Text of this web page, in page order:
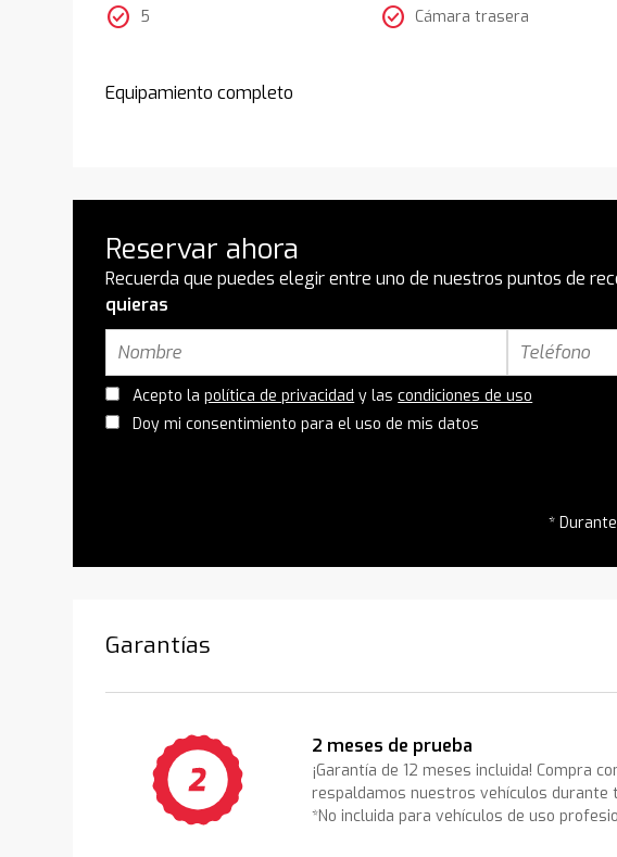
check_circle 5 check_circle Cámara trasera
Equipamiento completo
Reservar ahora
Recuerda que puedes elegir entre uno de nuestros puntos de
quieras
Acepto lapolítica de privacidad y lascondiciones de uso
Doy mi consentimiento para el uso de mis datos
*
Garantías
2 meses de prueba
¡Garantía de 12 meses incluida! Compra
respaldamos nuestros vehículos durante
*No incluida para vehículos de uso